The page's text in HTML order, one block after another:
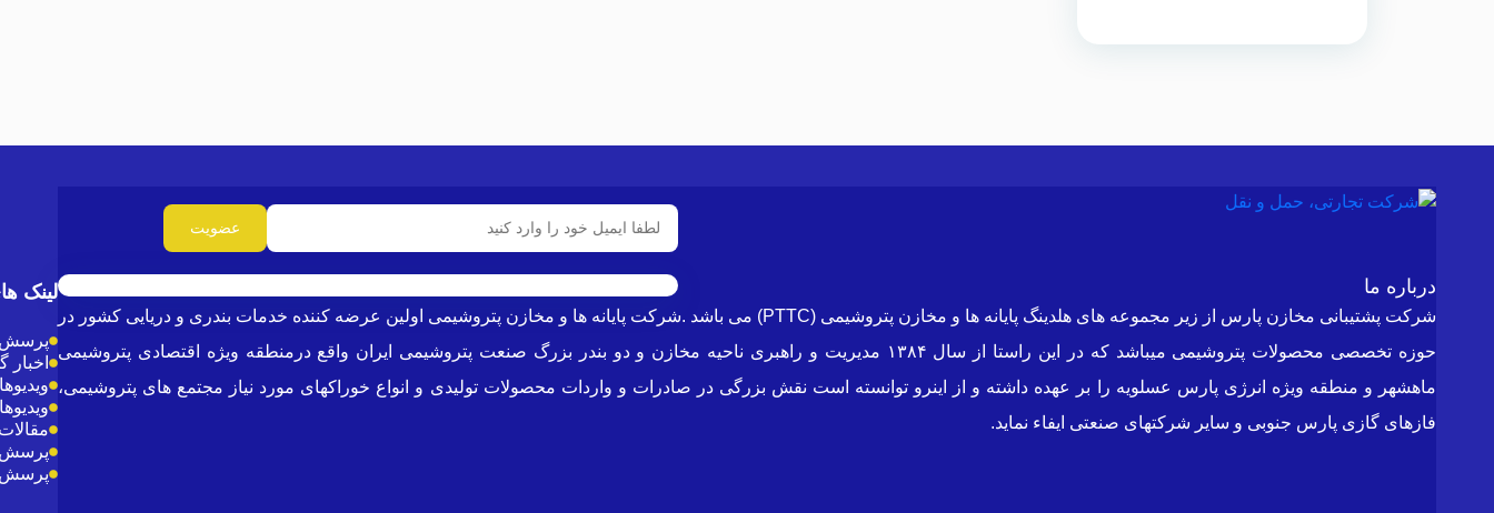
درباره ما
شرکت پشتیبانی مخازن پارس از زیر مجموعه های هلدینگ پایانه ها و مخازن پتروشیمی (PTTC) می باشد .شرکت پایانه ها و مخازن پتروشیمی اولین عرضه کننده خدمات بندری و دریایی کشور در
حوزه تخصصی محصولات پتروشیمی میباشد که در این راستا از سال ۱۳۸۴ مدیریت و راهبری ناحیه مخازن و دو بندر بزرگ صنعت پتروشیمی ایران واقع درمنطقه ویژه اقتصادی پتروشیمی
ماهشهر و منطقه ویژه انرژی پارس عسلویه را بر عهده داشته و از اینرو توانسته است نقش بزرگی در صادرات و واردات محصولات تولیدی و انواع خوراکهای مورد نیاز مجتمع های پتروشیمی،
فازهای گازی پارس جنوبی و سایر شرکتهای صنعتی ایفاء نماید.
لینک
پرسش
ویدیوها
ویدیوها
پرسش
پرسش